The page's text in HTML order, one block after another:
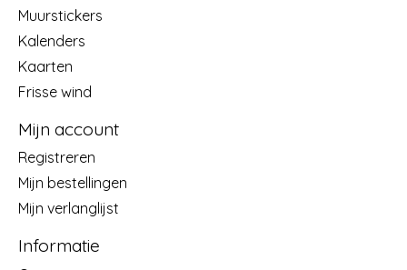
Muurstickers
Kalenders
Kaarten
Frisse wind
Mijn account
Registreren
Mijn bestellingen
Mijn verlanglijst
Informatie